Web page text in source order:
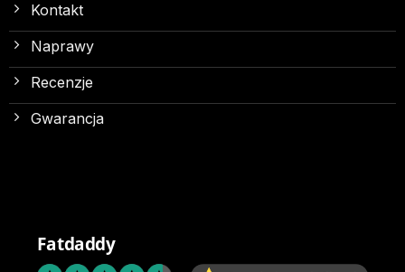
Kontakt
Naprawy
Recenzje
Gwarancja
Fatdaddy